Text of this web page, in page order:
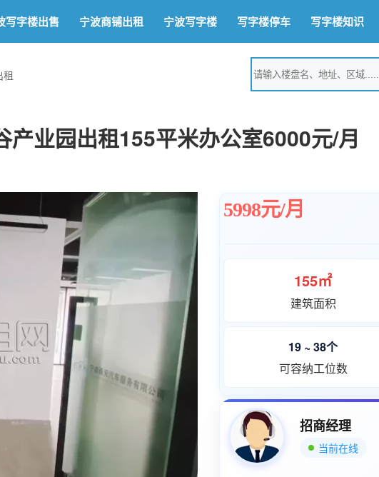
写字楼出售 宁波商铺出租 宁波写字楼 写字楼停车 写字楼知识
业园出租155平米办公室6000元/月
5998元/月
155㎡
建筑面积
19 ~ 38个
可容纳工位数
招商经理
当前在线